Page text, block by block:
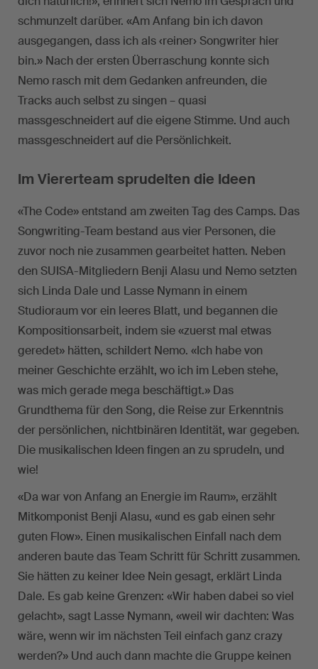
schmunzelt darüber. «Am Anfang bin ich davon
ausgegangen, dass ich als ‹reiner› Songwriter hier
bin.» Nach der ersten Überraschung konnte sich
Nemo rasch mit dem Gedanken anfreunden, die
Tracks auch selbst zu singen – quasi
massgeschneidert auf die eigene Stimme. Und auch
massgeschneidert auf die Persönlichkeit.
Im Viererteam sprudelten die Ideen
«The Code» entstand am zweiten Tag des Camps. Das
Songwriting-Team bestand aus vier Personen, die
zuvor noch nie zusammen gearbeitet hatten. Neben
den SUISA-Mitgliedern Benji Alasu und Nemo setzten
sich Linda Dale und Lasse Nymann in einem
Studioraum vor ein leeres Blatt, und begannen die
Kompositionsarbeit, indem sie «zuerst mal etwas
geredet» hätten, schildert Nemo. «Ich habe von
meiner Geschichte erzählt, wo ich im Leben stehe,
was mich gerade mega beschäftigt.» Das
Grundthema für den Song, die Reise zur Erkenntnis
der persönlichen, nichtbinären Identität, war gegeben.
Die musikalischen Ideen fingen an zu sprudeln, und
wie!
«Da war von Anfang an Energie im Raum», erzählt
Mitkomponist Benji Alasu, «und es gab einen sehr
guten Flow». Einen musikalischen Einfall nach dem
anderen baute das Team Schritt für Schritt zusammen.
Sie hätten zu keiner Idee Nein gesagt, erklärt Linda
Dale. Es gab keine Grenzen: «Wir haben dabei so viel
gelacht», sagt Lasse Nymann, «weil wir dachten: Was
wäre, wenn wir im nächsten Teil einfach ganz crazy
werden?» Und auch dann machte die Gruppe keinen